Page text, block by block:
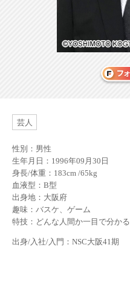
芸人
性別：男性
生年月日：1996年09月30日
身長/体重：183cm /65kg
血液型：B型
出身地：大阪府
趣味：バスケ、ゲーム
特技：どんな人間か一目で分かる
出身/入社/入門：NSC大阪41期